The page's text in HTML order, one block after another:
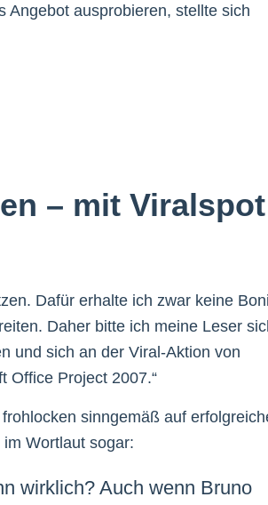
Angebot ausprobieren, stellte sich
– mit
Dafür erhalte ich zwar keine
Daher bitte ich meine Leser
und sich an der Viral-Aktion von
Office Project 2007.“
sinngemäß auf
Wortlaut sogar:
wirklich? Auch wenn Bruno